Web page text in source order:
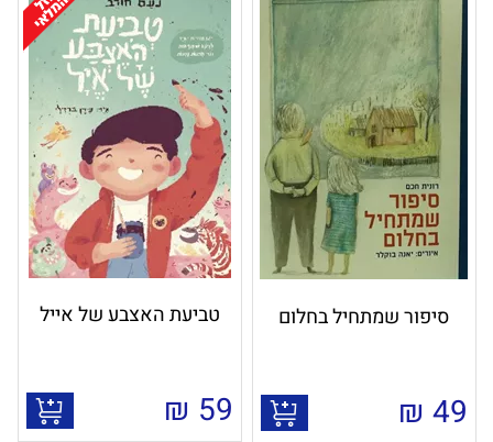
סיפור שמתחיל בחלום
49
₪
טביעת האצבע של אייל
59
₪